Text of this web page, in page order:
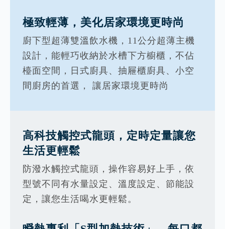
極致輕薄，美化居家環境更時尚
廚下型超薄雙溫飲水機，11公分超薄主機
設計，能輕巧收納於水槽下方櫥櫃，不佔
檯面空間，日式廚具、抽屜櫃廚具、小空
間廚房的首選， 讓居家環境更時尚
高科技觸控式龍頭，定時定量讓您
生活更輕鬆
防潑水觸控式龍頭，操作容易好上手，依
型號不同有水量設定、溫度設定、節能設
定，讓您生活喝水更輕鬆。